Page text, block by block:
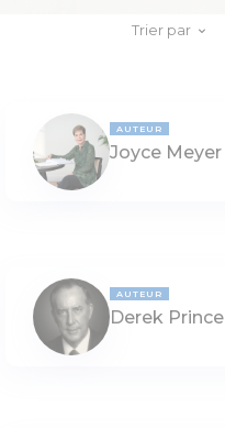
Trier par
AUTEUR
Joyce Meyer
AUTEUR
Derek Prince